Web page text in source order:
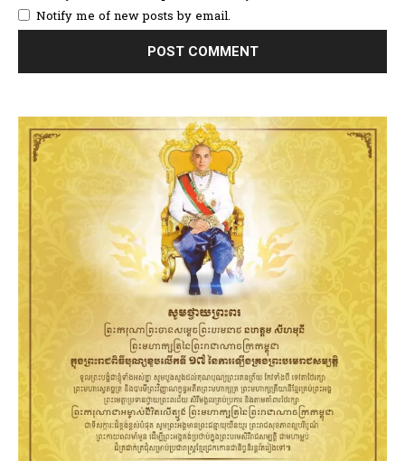
Notify me of new posts by email.